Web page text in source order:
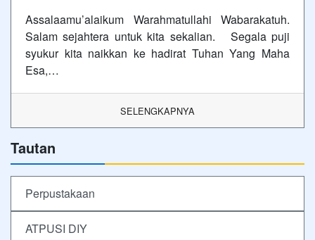
Assalaamu’alaikum Warahmatullahi Wabarakatuh.
Salam sejahtera untuk kita sekalian. Segala puji
syukur kita naikkan ke hadirat Tuhan Yang Maha
Esa,…
SELENGKAPNYA
Tautan
Perpustakaan
ATPUSI DIY